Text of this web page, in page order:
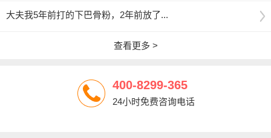
大夫我5年前打的下巴骨粉，2年前放了...
查看更多 >
400-8299-365
24小时免费咨询电话